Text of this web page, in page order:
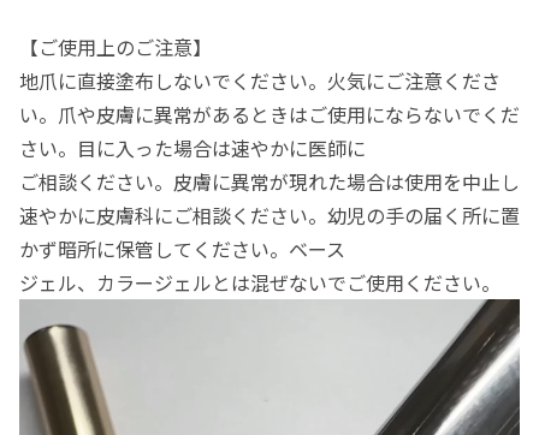
【ご使用上のご注意】
地爪に直接塗布しないでください。火気にご注意くださ
い。爪や皮膚に異常があるときはご使用にならないでくだ
さい。目に入った場合は速やかに医師に
ご相談ください。皮膚に異常が現れた場合は使用を中止し
速やかに皮膚科にご相談ください。幼児の手の届く所に置
かず暗所に保管してください。ベース
ジェル、カラージェルとは混ぜないでご使用ください。